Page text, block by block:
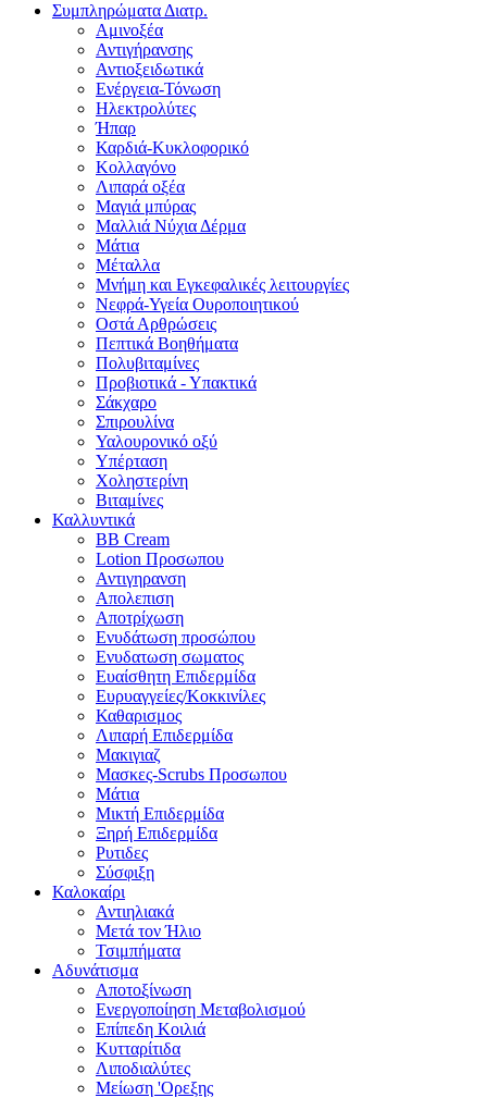
Συμπληρώματα Διατρ.
Αμινοξέα
Αντιγήρανσης
Αντιοξειδωτικά
Ενέργεια-Τόνωση
Ηλεκτρολύτες
Ήπαρ
Καρδιά-Κυκλοφορικό
Κολλαγόνο
Λιπαρά οξέα
Μαγιά μπύρας
Μαλλιά Νύχια Δέρμα
Μάτια
Μέταλλα
Μνήμη και Εγκεφαλικές λειτουργίες
Νεφρά-Υγεία Ουροποιητικού
Οστά Αρθρώσεις
Πεπτικά Βοηθήματα
Πολυβιταμίνες
Προβιοτικά - Υπακτικά
Σάκχαρο
Σπιρουλίνα
Υαλουρονικό οξύ
Υπέρταση
Χοληστερίνη
Βιταμίνες
Καλλυντικά
BB Cream
Lotion Προσωπου
Αντιγηρανση
Απολεπιση
Αποτρίχωση
Ενυδάτωση προσώπου
Ενυδατωση σωματος
Ευαίσθητη Επιδερμίδα
Ευρυαγγείες/Κοκκινίλες
Καθαρισμος
Λιπαρή Επιδερμίδα
Μακιγιαζ
Μασκες-Scrubs Προσωπου
Μάτια
Μικτή Επιδερμίδα
Ξηρή Επιδερμίδα
Ρυτιδες
Σύσφιξη
Καλοκαίρι
Αντιηλιακά
Μετά τον Ήλιο
Τσιμπήματα
Αδυνάτισμα
Αποτοξίνωση
Ενεργοποίηση Μεταβολισμού
Επίπεδη Κοιλιά
Κυτταρίτιδα
Λιποδιαλύτες
Μείωση 'Ορεξης